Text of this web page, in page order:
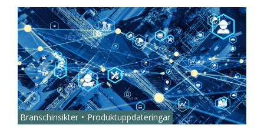
Branschinsikter Produktuppdateringar